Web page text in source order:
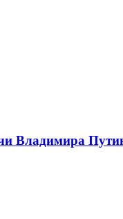
Владимира